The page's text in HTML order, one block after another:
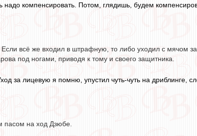
надо компенсировать. Потом, глядишь, будем
всё же входил в штрафную, то либо уходил с мячом
под ногами, приводя к тому и своего защитника.
за лицевую я помню, упустил чуть-чуть на дриблинге,
пасом на ход Дзюбе.